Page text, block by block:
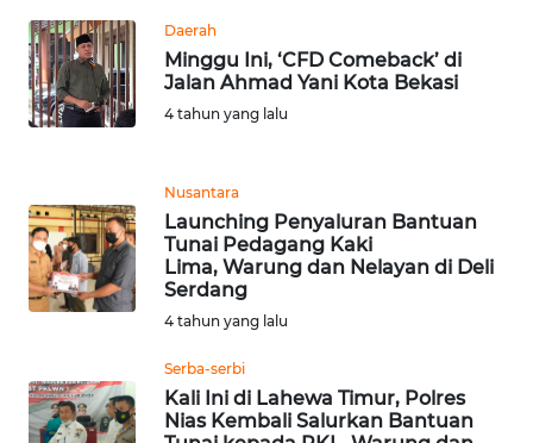
Daerah
Minggu Ini, ‘CFD Comeback’ di
Jalan Ahmad Yani Kota Bekasi
4 tahun yang lalu
Nusantara
Launching Penyaluran Bantuan
Tunai Pedagang Kaki
Lima, Warung dan Nelayan di Deli
Serdang
4 tahun yang lalu
Serba-serbi
Kali Ini di Lahewa Timur, Polres
Nias Kembali Salurkan Bantuan
WN
SUMBAR
WN
BENGKULU
WN
WN
JATENG